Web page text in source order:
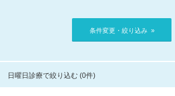
条件変更・絞り込み »
日曜日診療で絞り込む (0件)